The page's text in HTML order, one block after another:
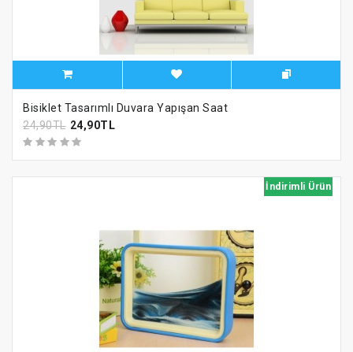
Bisiklet Tasarımlı Duvara Yapışan Saat
24,90TL 24,90TL
İndirimli Ürün